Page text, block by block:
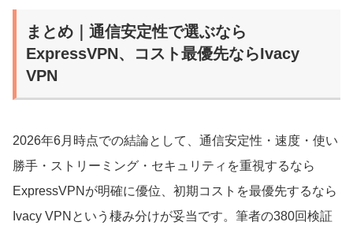
まとめ｜通信安定性で選ぶなら
ExpressVPN、コスト最優先ならIvacy
VPN
2026年6月時点での結論として、通信安定性・速度・使い
勝手・ストリーミング・セキュリティを重視するなら
ExpressVPNが明確に優位、初期コストを最優先するなら
Ivacy VPNという棲み分けが妥当です。筆者の380回検証